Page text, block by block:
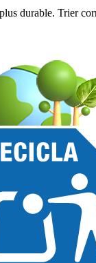
durable. Trier